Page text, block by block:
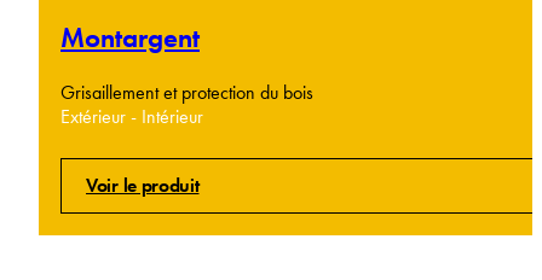
Montargent
Grisaillement et protection du bois
Extérieur - Intérieur
Voir le produit